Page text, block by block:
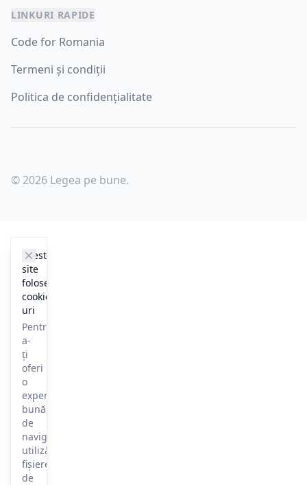
LINKURI RAPIDE
Code for Romania
Termeni și condiții
Politica de confidențialitate
© 2026 Legea pe bune.
Acest
site
folosește
cookie-
uri
Pentru
a-
ți
oferi
o
experiență
bună
de
navigare,
utilizăm
fișiere
de
cookie_notice.clos3